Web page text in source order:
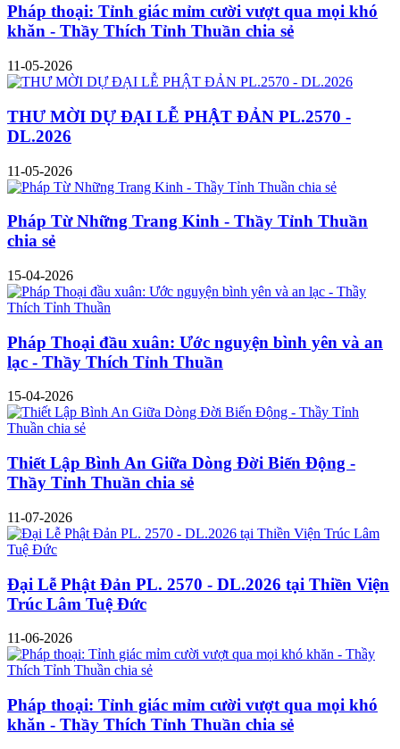
Pháp thoại: Tỉnh giác mỉm cười vượt qua mọi khó
khăn - Thầy Thích Tỉnh Thuần chia sẻ
11-05-2026
THƯ MỜI DỰ ĐẠI LỄ PHẬT ĐẢN PL.2570 -
DL.2026
11-05-2026
Pháp Từ Những Trang Kinh - Thầy Tỉnh Thuần
chia sẻ
15-04-2026
Pháp Thoại đầu xuân: Ước nguyện bình yên và an
lạc - Thầy Thích Tỉnh Thuần
15-04-2026
Thiết Lập Bình An Giữa Dòng Đời Biến Động -
Thầy Tỉnh Thuần chia sẻ
11-07-2026
Đại Lễ Phật Đản PL. 2570 - DL.2026 tại Thiền Viện
Trúc Lâm Tuệ Đức
11-06-2026
Pháp thoại: Tỉnh giác mỉm cười vượt qua mọi khó
khăn - Thầy Thích Tỉnh Thuần chia sẻ